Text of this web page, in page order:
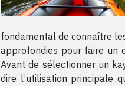
fondamental de connaître
approfondies pour faire un
Avant de sélectionner un
dire l’utilisation principale